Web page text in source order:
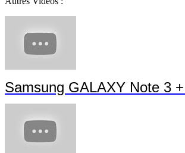
Samsung GALAXY Note 3 + Gear